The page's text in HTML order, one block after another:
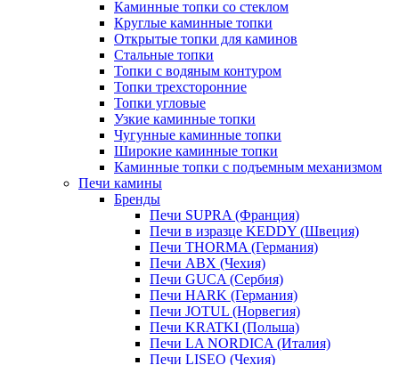
Каминные топки со стеклом
Круглые каминные топки
Открытые топки для каминов
Стальные топки
Топки с водяным контуром
Топки трехсторонние
Топки угловые
Узкие каминные топки
Чугунные каминные топки
Широкие каминные топки
Каминные топки с подъемным механизмом
Печи камины
Бренды
Печи SUPRA (Франция)
Печи в изразце KEDDY (Швеция)
Печи THORMA (Германия)
Печи ABX (Чехия)
Печи GUCA (Сербия)
Печи HARK (Германия)
Печи JOTUL (Норвегия)
Печи KRATKI (Польша)
Печи LA NORDICA (Италия)
Печи LISEO (Чехия)